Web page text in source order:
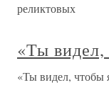
реликтовых
«Ты видел,
«Ты видел, чтобы